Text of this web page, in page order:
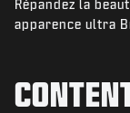
NIEUWS
Répandez la
apparence ultra